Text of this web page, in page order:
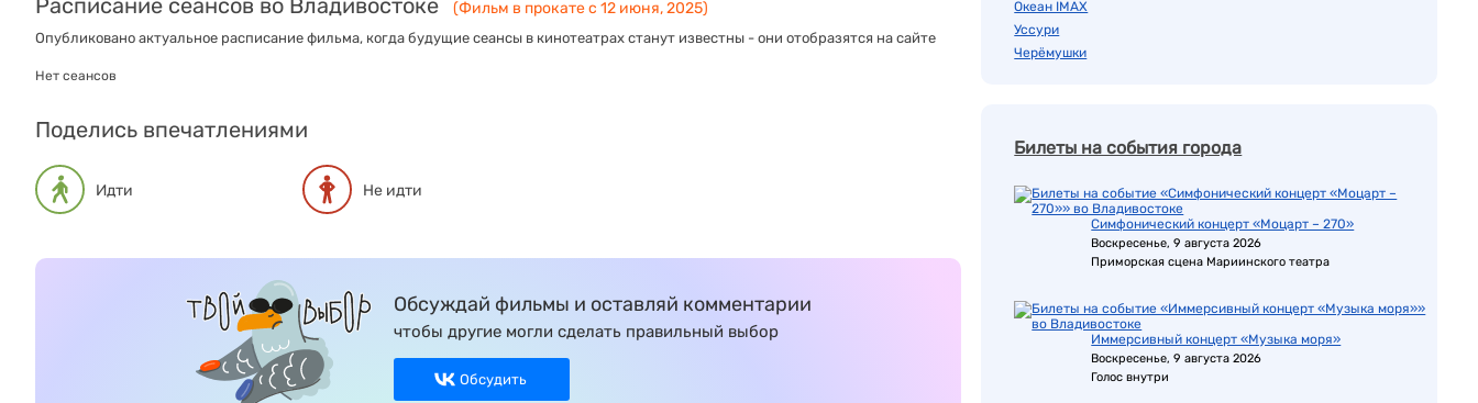
Расписание сеансов во Владивостоке (Фильм в прокате с 12 июня, 2025)
Опубликовано актуальное расписание фильма, когда будущие сеансы в кинотеатрах станут известны - они отобразятся на сайте
Нет сеансов
Поделись впечатлениями
Идти Не идти
Обсуждай фильмы и оставляй комментарии
чтобы другие могли сделать правильный выбор
Обсудить
Океан IMAX
Уссури
Черёмушки
Билеты на события города
Симфонический концерт «Моцарт – 270»
Воскресенье, 9 августа 2026
Приморская сцена Мариинского театра
Иммерсивный концерт «Музыка моря»
Воскресенье, 9 августа 2026
Голос внутри